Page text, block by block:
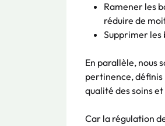
Ramener les
réduire de
Supprimer les
En parallèle, nous
pertinence, définis
qualité des soins
Car la régulation